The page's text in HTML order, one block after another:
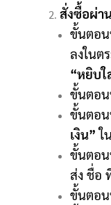
สั่งซื้อผ่า
ขั้นตอน
ลงในต
“หยิบใ
ขั้นตอน
ขั้นตอ
เงิน”ใ
ขั้นตอน
ส่ง ชื่อ
ขั้นตอ